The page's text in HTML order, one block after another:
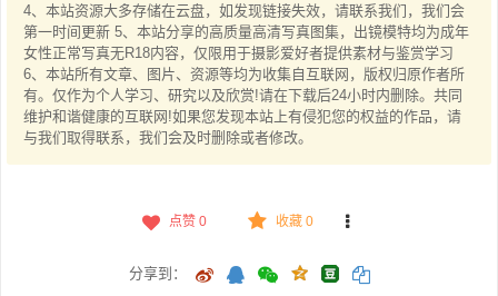
4、本站资源大多存储在云盘，如发现链接失效，请联系我们，我们会
第一时间更新 5、本站分享的高质量高清写真图集，出镜模特均为成年
女性正常写真无R18内容，仅限用于摄影爱好者提供素材与鉴赏学习
6、本站所有文章、图片、资源等均为收集自互联网，版权归原作者所
有。仅作为个人学习、研究以及欣赏!请在下载后24小时内删除。共同
维护和谐健康的互联网!如果您发现本站上有侵犯您的权益的作品，请
与我们取得联系，我们会及时删除或者修改。
点赞 0 收藏 0
分享到：